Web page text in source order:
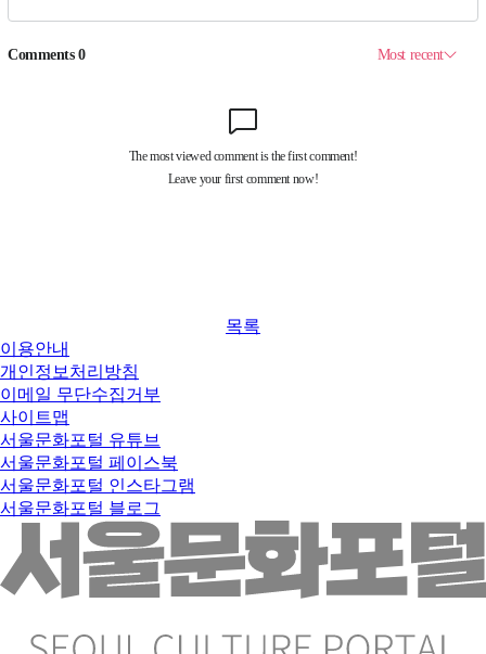
목록
이용안내
개인정보처리방침
이메일 무단수집거부
사이트맵
서울문화포털 유튜브
서울문화포털 페이스북
서울문화포털 인스타그램
서울문화포털 블로그